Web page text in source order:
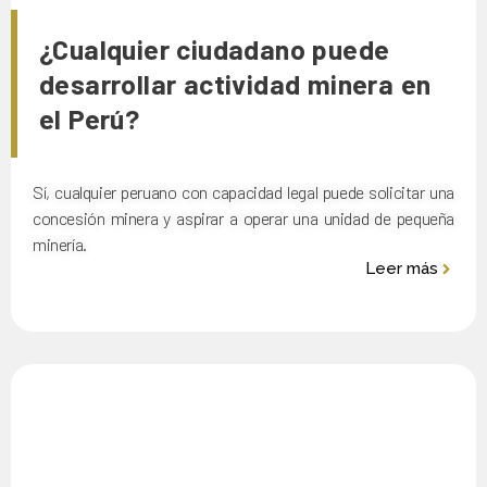
¿Cualquier ciudadano puede
desarrollar actividad minera en
el Perú?
Sí, cualquier peruano con capacidad legal puede solicitar una
concesión minera y aspirar a operar una unidad de pequeña
minería.
Leer más